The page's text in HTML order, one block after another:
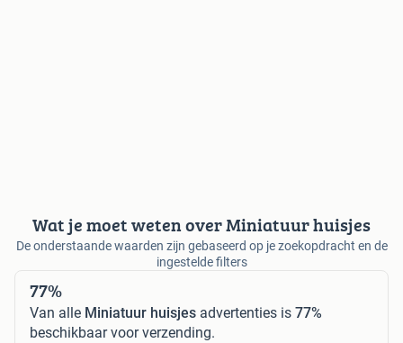
Wat je moet weten over Miniatuur huisjes
De onderstaande waarden zijn gebaseerd op je zoekopdracht en de
ingestelde filters
77%
Van alle Miniatuur huisjes advertenties is 77%
beschikbaar voor verzending.